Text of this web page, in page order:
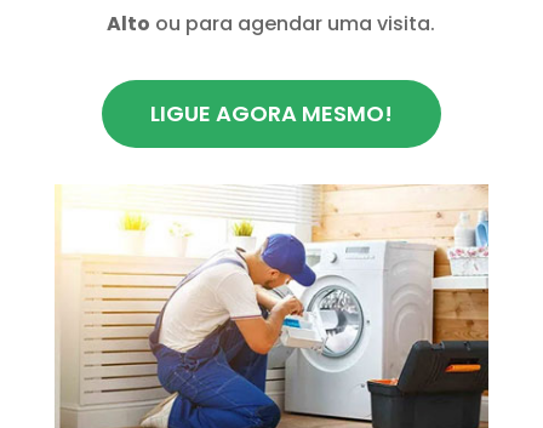
Alto ou para agendar uma visita.
LIGUE AGORA MESMO!